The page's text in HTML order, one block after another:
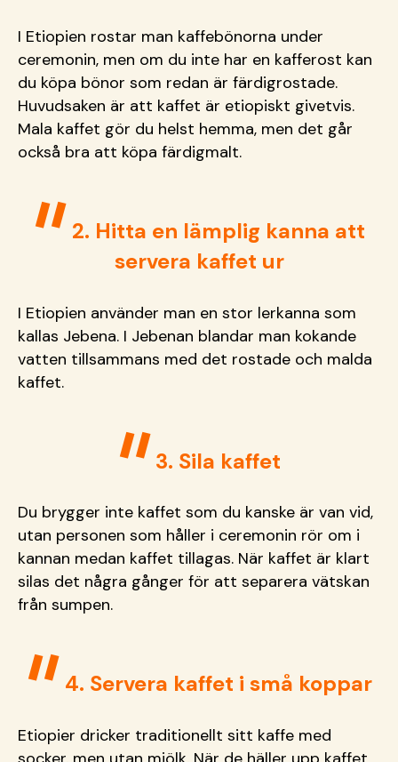
I Etiopien rostar man kaffebönorna under
ceremonin, men om du inte har en kafferost kan
du köpa bönor som redan är färdigrostade.
Huvudsaken är att kaffet är etiopiskt givetvis.
Mala kaffet gör du helst hemma, men det går
också bra att köpa färdigmalt.
2. Hitta en lämplig kanna att
servera kaffet ur
I Etiopien använder man en stor lerkanna som
kallas Jebena. I Jebenan blandar man kokande
vatten tillsammans med det rostade och malda
kaffet.
3. Sila kaffet
Du brygger inte kaffet som du kanske är van vid,
utan personen som håller i ceremonin rör om i
kannan medan kaffet tillagas. När kaffet är klart
silas det några gånger för att separera vätskan
från sumpen.
4. Servera kaffet i små koppar
Etiopier dricker traditionellt sitt kaffe med